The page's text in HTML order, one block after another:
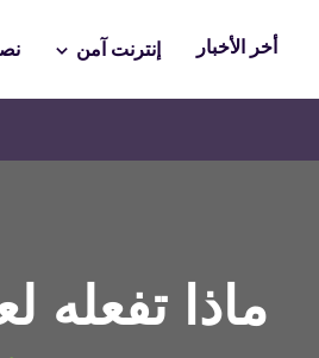
أخر الأخبار إنترنت آمن
ماذا تفعله